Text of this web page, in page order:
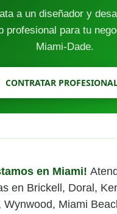
a un diseñador y
profesional para tu
Miami-Dade.
CONTRATAR
en Miami!
en Brickell, Doral,
Wynwood, Miami